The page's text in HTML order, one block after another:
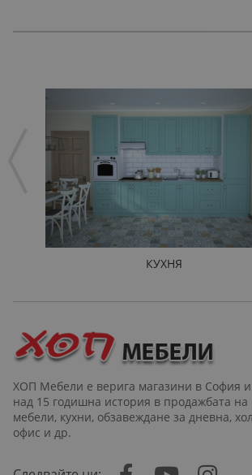
КУХНЯ
ХОП Мебели е верига магазини в София и
над 15 годишна история в продажбата на
мебели, кухни, обзавеждане за дневна,
офис и др.